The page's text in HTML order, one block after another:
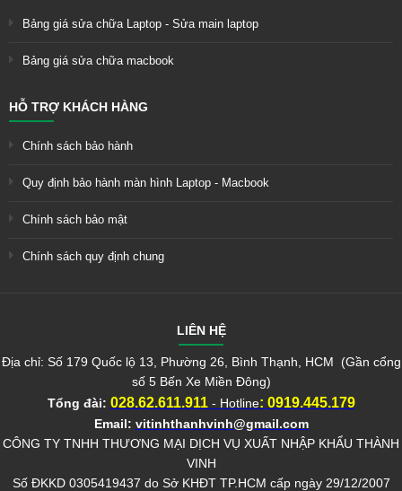
Bảng giá sửa chữa Laptop - Sửa main laptop
Bảng giá sửa chữa macbook
HỖ TRỢ KHÁCH HÀNG
Chính sách bảo hành
Quy định bảo hành màn hình Laptop - Macbook
Chính sách bảo mật
Chính sách quy định chung
LIÊN HỆ
Địa chỉ: Số 179 Quốc lộ 13, Phường 26, Bình Thạnh, HCM (Gần cổng
số 5 Bến Xe Miền Đông)
Tổng đài: 028.62.611.911 - Hotline: 0919.445.179
Email: vitinhthanhvinh@gmail.com
CÔNG TY TNHH THƯƠNG MẠI DỊCH VỤ XUẤT NHẬP KHẨU THÀNH
VINH
Số ĐKKD 0305419437 do Sở KHĐT TP.HCM cấp ngày 29/12/2007